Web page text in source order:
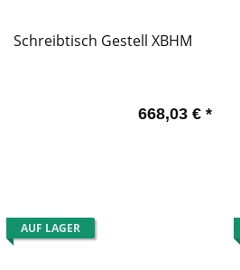
Schreibtisch Gestell XBHM
668,03 € *
AUF LAGER